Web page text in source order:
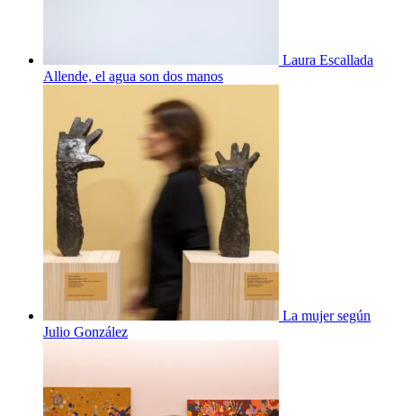
Laura Escallada
Allende, el agua son dos manos
La mujer según
Julio González